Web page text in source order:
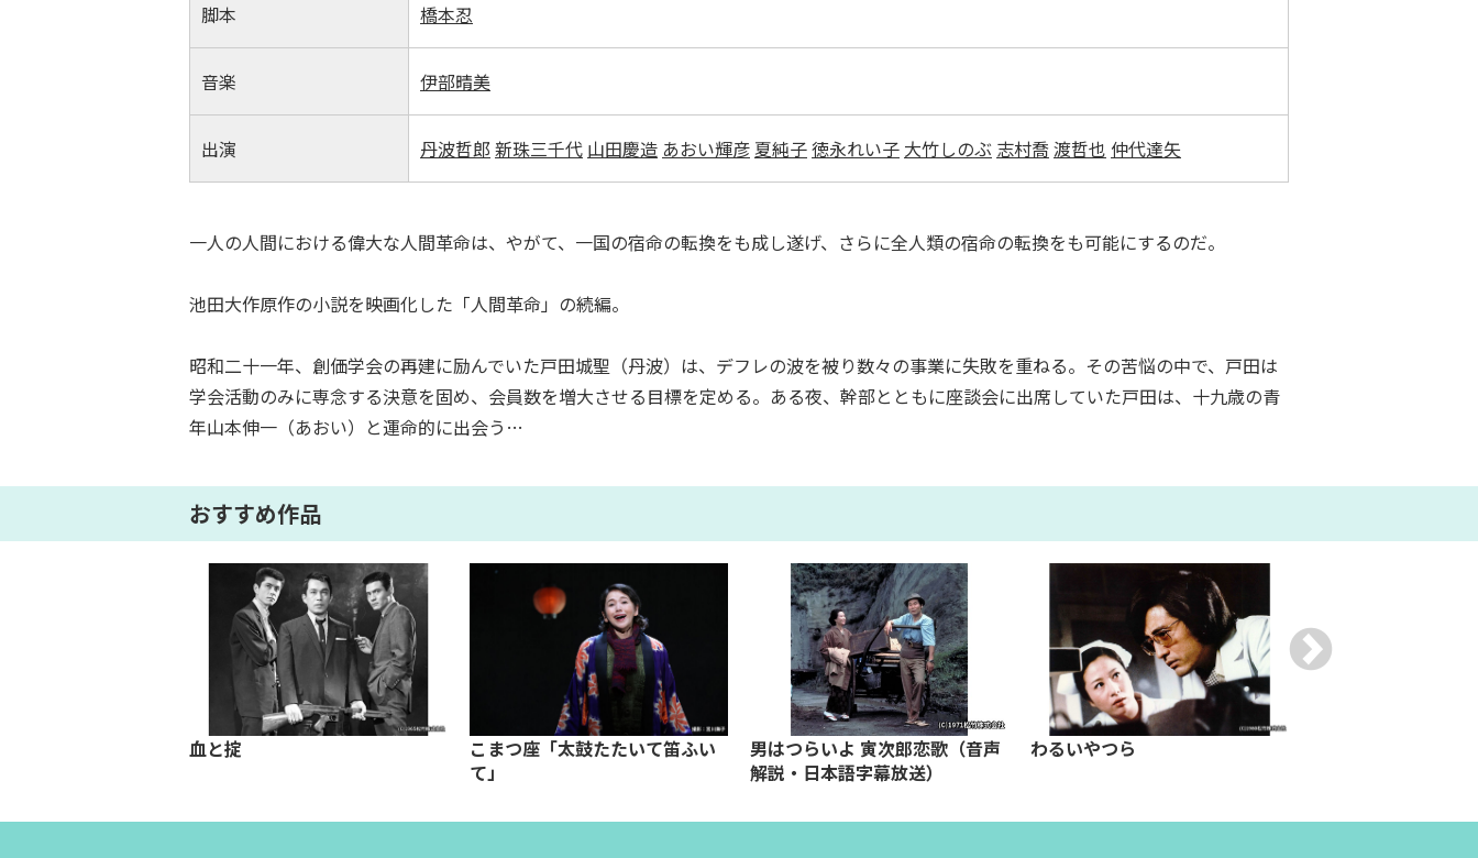
脚本 橋本忍
音楽 伊部晴美
出演 丹波哲郎 新珠三千代 山田慶造 あおい輝彦 夏純子徳永れい子 大竹しのぶ 志村喬渡哲也 仲代達矢
一人の人間における偉大な人間革命は、やがて、一国の宿命の転換をも成し遂げ、さらに全人類の宿命の転換をも可能にするのだ。
池田大作原作の小説を映画化した「人間革命」の続編。
昭和二十一年、創価学会の再建に励んでいた戸田城聖（丹波）は、デフレの波を被り数々の事業に失敗を重ねる。その苦悩の中で、戸田は
学会活動のみに専念する決意を固め、会員数を増大させる目標を定める。ある夜、幹部とともに座談会に出席していた戸田は、十九歳の青
年山本伸一（あおい）と運命的に出会う…
おすすめ作品
血と掟
こまつ座「太鼓たたいて笛ふい
て」
男はつらいよ 寅次郎恋歌（音声
解説・日本語字幕放送）
わるいやつら